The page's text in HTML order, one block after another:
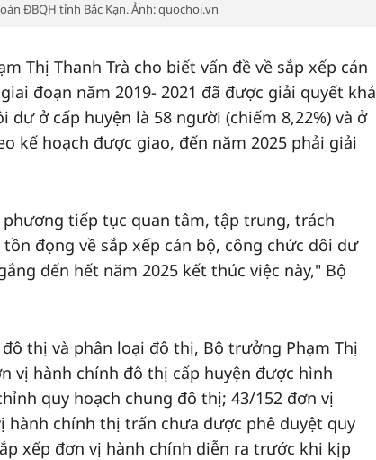
ĐBQH tỉnh Bắc Kạn. Ảnh: quochoi.vn
Thị Thanh Trà cho biết vấn đề về sắp xếp cán
đoạn năm 2019- 2021 đã được giải quyết khá
dư ở cấp huyện là 58 người (chiếm 8,22%) và ở
kế hoạch được giao, đến năm 2025 phải giải
tiếp tục quan tâm, tập trung, trách
đọng về sắp xếp cán bộ, công chức dôi dư
đến hết năm 2025 kết thúc việc này," Bộ
thị và phân loại đô thị, Bộ trưởng Phạm Thị
vị hành chính đô thị cấp huyện được hình
quy hoạch chung đô thị; 43/152 đơn vị
hành chính thị trấn chưa được phê duyệt quy
xếp đơn vị hành chính diễn ra trước khi kịp